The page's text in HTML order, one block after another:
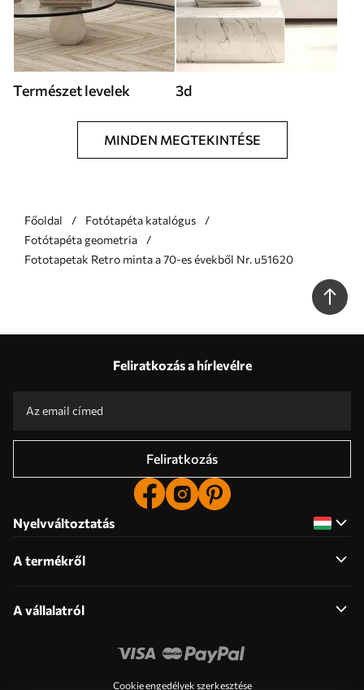
Természet levelek 3d
MINDEN MEGTEKINTÉSE
Főoldal
Fotótapéta katalógus
Fotótapéta geometria
Fototapetak Retro minta a 70-es évekből Nr. u51620
Feliratkozás a hírlevélre
Feliratkozás
Nyelvváltoztatás
A termékről
A vállalatról
Cookie engedélyek szerkesztése